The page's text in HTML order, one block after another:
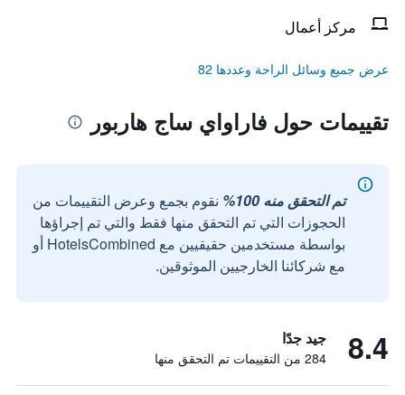
مركز أعمال
عرض جميع وسائل الراحة وعددها 82
تقييمات حول فاراواي ساج هاربور
تم التحقق منه 100%
نقوم بجمع وعرض التقييمات من
الحجوزات التي تم التحقق منها فقط والتي تم إجراؤها
بواسطة مستخدمين حقيقيين مع HotelsCombined أو
مع شركائنا الخارجيين الموثوقين.
8.4 جيد جدًا
284 من التقييمات تم التحقق منها